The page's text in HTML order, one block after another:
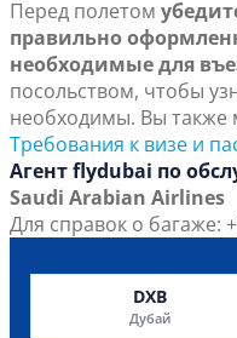
Перед полетом
правильно
необходимые для
посольством, чтобы
необходимы. Вы также
Требования к визе и
Агент flydubai по
Saudi Arabian Airlines
Для справок о багаже:
DXB
Дубай